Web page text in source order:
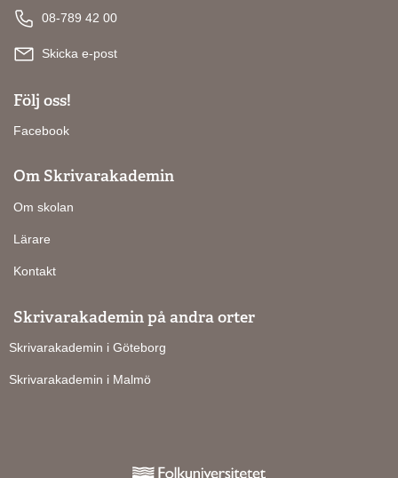
08-789 42 00
Skicka e-post
Följ oss!
Facebook
Om Skrivarakademin
Om skolan
Lärare
Kontakt
Skrivarakademin på andra orter
Skrivarakademin i Göteborg
Skrivarakademin i Malmö